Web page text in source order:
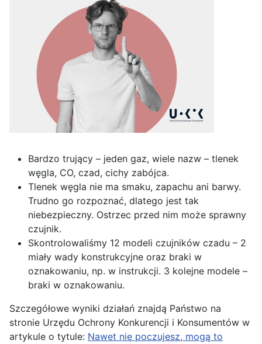
Bardzo trujący – jeden gaz, wiele nazw – tlenek
węgla, CO, czad, cichy zabójca.
Tlenek węgla nie ma smaku, zapachu ani barwy.
Trudno go rozpoznać, dlatego jest tak
niebezpieczny. Ostrzec przed nim może sprawny
czujnik.
Skontrolowaliśmy 12 modeli czujników czadu – 2
miały wady konstrukcyjne oraz braki w
oznakowaniu, np. w instrukcji. 3 kolejne modele –
braki w oznakowaniu.
Szczegółowe wyniki działań znajdą Państwo na
stronie Urzędu Ochrony Konkurencji i Konsumentów w
artykule o tytule: Nawet nie poczujesz, mogą to